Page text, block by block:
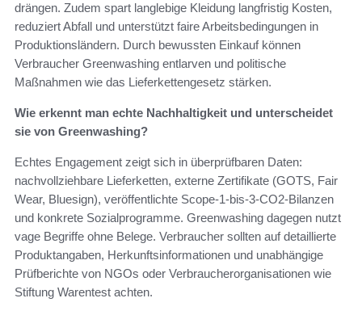
drängen. Zudem spart langlebige Kleidung langfristig Kosten,
reduziert Abfall und unterstützt faire Arbeitsbedingungen in
Produktionsländern. Durch bewussten Einkauf können
Verbraucher Greenwashing entlarven und politische
Maßnahmen wie das Lieferkettengesetz stärken.
Wie erkennt man echte Nachhaltigkeit und unterscheidet
sie von Greenwashing?
Echtes Engagement zeigt sich in überprüfbaren Daten:
nachvollziehbare Lieferketten, externe Zertifikate (GOTS, Fair
Wear, Bluesign), veröffentlichte Scope‑1‑bis‑3‑CO2-Bilanzen
und konkrete Sozialprogramme. Greenwashing dagegen nutzt
vage Begriffe ohne Belege. Verbraucher sollten auf detaillierte
Produktangaben, Herkunftsinformationen und unabhängige
Prüfberichte von NGOs oder Verbraucherorganisationen wie
Stiftung Warentest achten.